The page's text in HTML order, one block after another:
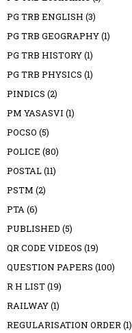
PG TRB ENGLISH (3)
PG TRB GEOGRAPHY(1)
PG TRB HISTORY(1)
PG TRB PHYSICS (1)
PINDICS (2)
PM YASASVI (1)
POCSO (5)
POLICE (80)
POSTAL(11)
PSTM (2)
PTA(6)
PUBLISHED (5)
QR CODE VIDEOS (19)
QUESTION PAPERS (100)
R H LIST(19)
RAILWAY(1)
REGULARISATION ORDER(1)